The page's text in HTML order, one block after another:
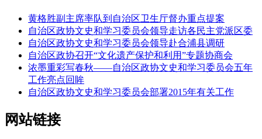
黄格胜副主席率队到自治区卫生厅督办重点提案
自治区政协文史和学习委员会领导走访各民主党派区委
自治区政协文史和学习委员会领导赴合浦县调研
自治区政协召开“文化遗产保护和利用”专题协商会
浓墨重彩写春秋——自治区政协文史和学习委员会五年
工作亮点回眸
自治区政协文史和学习委员会部署2015年有关工作
网站链接